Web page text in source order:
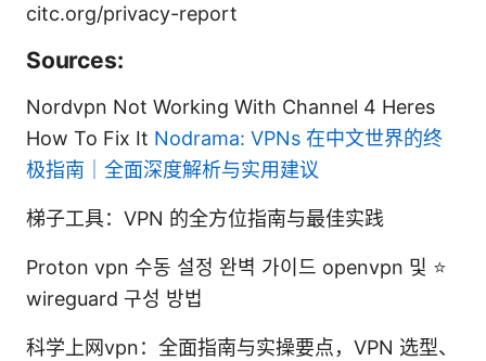
citc.org/privacy-report
Sources:
Nordvpn Not Working With Channel 4 Heres
How To Fix It Nodrama: VPNs 在中文世界的终
极指南｜全面深度解析与实用建议
梯子工具：VPN 的全方位指南与最佳实践
Proton vpn 수동 설정 완벽 가이드 openvpn 및 ⭐
wireguard 구성 방법
科学上网vpn：全面指南与实操要点，VPN 选型、